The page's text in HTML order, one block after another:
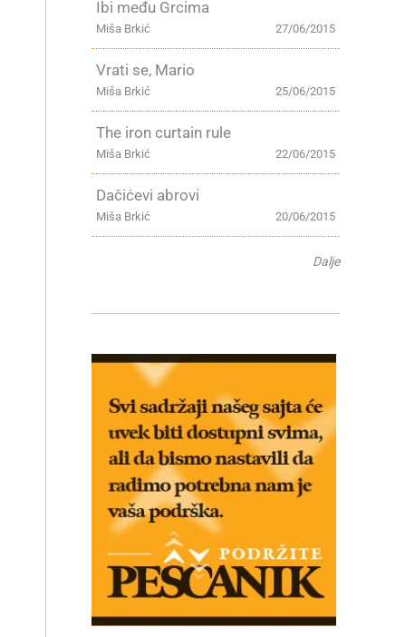
Ibi među Grcima
27/06/2015
Miša Brkić
Vrati se, Mario
25/06/2015
Miša Brkić
The iron curtain rule
22/06/2015
Miša Brkić
Dačićevi abrovi
20/06/2015
Miša Brkić
Dalje